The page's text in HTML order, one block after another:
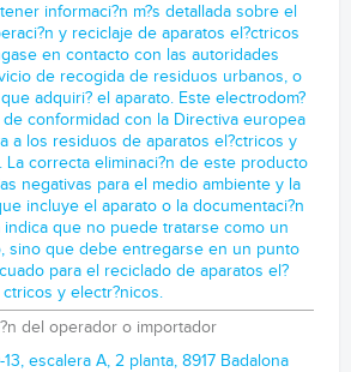
del operador o importador
escalera A, 2 planta, 8917 Badalona